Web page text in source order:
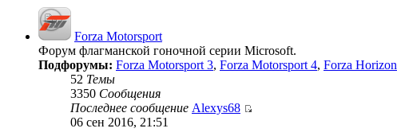
Forza Motorsport
Форум флагманской гоночной серии Microsoft.
Подфорумы: Forza Motorsport 3, Forza Motorsport 4, Forza Horizon
52 Темы
3350 Сообщения
Последнее сообщение Alexys68
06 сен 2016, 21:51